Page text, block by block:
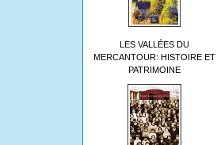
LES VALLÉES DU
MERCANTOUR: HISTOIRE ET
PATRIMOINE